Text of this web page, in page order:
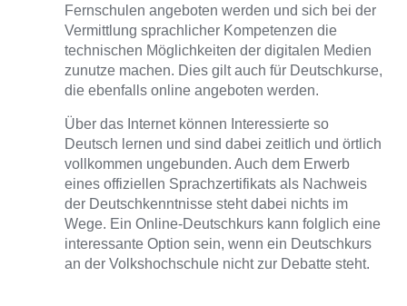
Fernschulen angeboten werden und sich bei der
Vermittlung sprachlicher Kompetenzen die
technischen Möglichkeiten der digitalen Medien
zunutze machen. Dies gilt auch für Deutschkurse,
die ebenfalls online angeboten werden.
Über das Internet können Interessierte so
Deutsch lernen und sind dabei zeitlich und örtlich
vollkommen ungebunden. Auch dem Erwerb
eines offiziellen Sprachzertifikats als Nachweis
der Deutschkenntnisse steht dabei nichts im
Wege. Ein Online-Deutschkurs kann folglich eine
interessante Option sein, wenn ein Deutschkurs
an der Volkshochschule nicht zur Debatte steht.